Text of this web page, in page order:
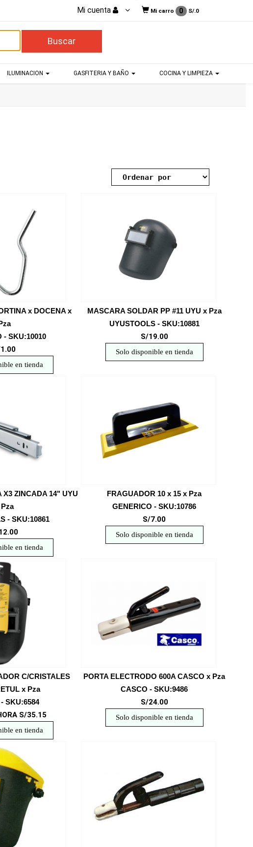
Mi cuenta Mi carro 0 S/.0
ILUMINACION GASFITERIA Y BAÑO COCINA Y LIMPIEZA
x DOCENA x
- SKU:10010
en tienda
MASCARA SOLDAR PP #11 UYU x Pza
UYUSTOOLS - SKU:10881
S/19.00
Solo disponible en tienda
X3 ZINCADA 14" UYU
- SKU:10861
en tienda
FRAGUADOR 10 x 15 x Pza
GENERICO - SKU:10786
S/7.00
Solo disponible en tienda
C/CRISTALES
x Pza
SKU:6584
S/35.15
en tienda
PORTA ELECTRODO 600A CASCO x Pza
CASCO - SKU:9486
S/24.00
Solo disponible en tienda